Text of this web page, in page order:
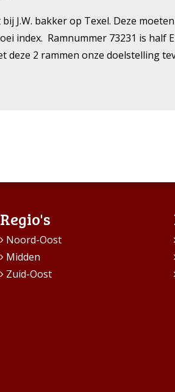
J.W. bakker op Texel. Deze
index. Ramnummer 73231 is half
deze 2 rammen onze doelstelling
Regio's
Noord-Oost
Midden
Zuid-Oost